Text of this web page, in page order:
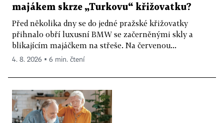
majákem skrze „Turkovu“ křižovatku?
Před několika dny se do jedné pražské křižovatky
přihnalo obří luxusní BMW se začerněnými skly a
blikajícím majáčkem na střeše. Na červenou...
4. 8. 2026 ▪ 6 min. čtení